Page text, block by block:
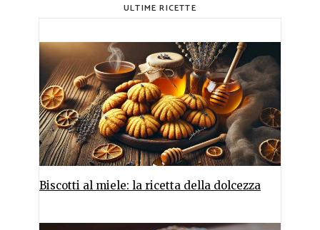
ULTIME RICETTE
Biscotti al miele: la ricetta della dolcezza